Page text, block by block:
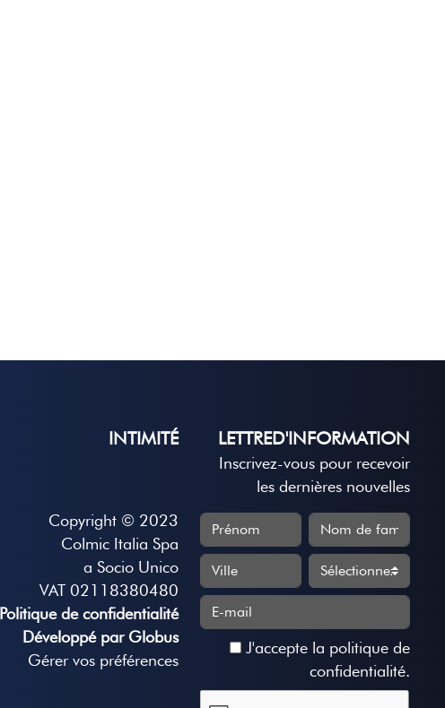
INTIMITÉ
Copyright © 2023
Colmic Italia Spa
a Socio Unico
VAT 02118380480
Politique de confidentialité
Développé par Globus
Gérer vos préférences
LETTRED'INFORMATION
Inscrivez-vous pour recevoir
les dernières nouvelles
J'accepte la politique de
confidentialité.